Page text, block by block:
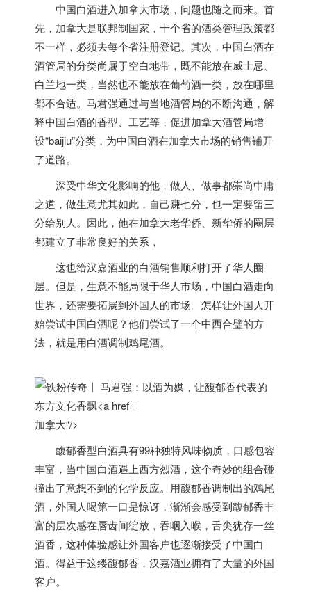
中国白酒进入加拿大市场，问题也随之而来。首
先， 加拿大是联邦制国家，十个省的酒类管理政策都
不一样，必须去每个省注册登记。其次，中国白酒在
酒管局的分类尚属于空白地带，既不能放在威士忌、
白兰地一类，当然也不能放在葡萄酒一类，放在哪里
都不合适。马君强通过与当地酒管局的不断沟通，解
释中国白酒的香型、工艺等，促进加拿大酒管局增
设“baijiu”分类，为中国白酒在加拿大市场的销售铺开
了道路。
深受中华文化影响的他，做人、做事都崇尚中庸
之道，做生意尤其如此，自己赚七分，也一定要留三
分给别人。因此，他在加拿大老华侨、新华侨的圈层
都建立了非常良好的关系，
这也给汉嘉酒业的白酒销售顺利打开了华人圈
层。但是，生意不能局限于华人市场，中国白酒走向
世界，还需要拓展到外国人的市场。怎样让外国人开
始尝试中国白酒呢？他们尝试了一个中西合璧的方
法，就是用白酒调制鸡尾酒。
加拿大“/>
馥郁香型白酒具有99种独特风味物质，口感包容
丰富，当中国白酒遇上西方烈酒，这个奇妙的组合碰
撞出了意想不到的化学反应。用馥郁香调制出的鸡尾
酒，外国人喝第一口是惊讶，渐渐会感受到馥郁香丰
富的层次感在唇齿间绽放，吞咽入喉，舌尖犹存一丝
酒香，这种体验感让外国客户也逐渐接受了中国白
酒。得益于这缕馥郁香，汉嘉酒业拥有了大量的外国
客户。